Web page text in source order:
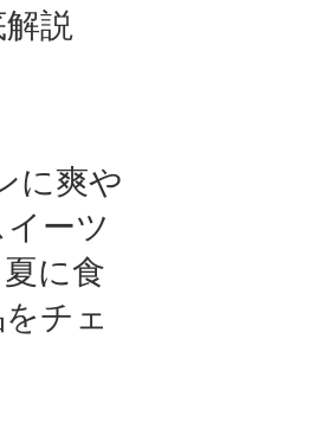
説
に爽や
ーツ
に食
チェ